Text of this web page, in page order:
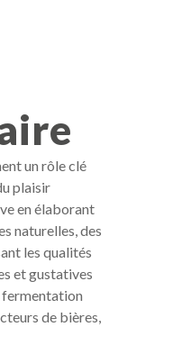
un rôle clé
plaisir
en élaborant
naturelles, des
les qualités
et gustatives
fermentation
de bières,